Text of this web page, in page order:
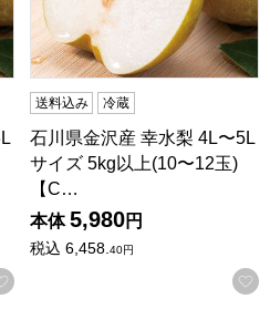
お気に入りに登録する
送料込み 冷蔵
石川県金沢産 幸水梨 4L〜5L
サイズ 5kg以上(10〜12玉)
【C…
本体 5,980円
税込 6,458. 40円